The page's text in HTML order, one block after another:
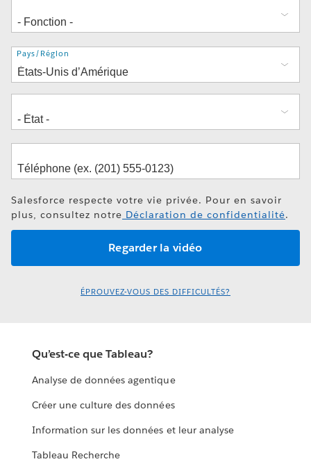
Adresse
Pays/Région
Salesforce respecte votre vie privée. Pour en savoir
plus, consultez notre Déclaration de confidentialité.
ÉPROUVEZ-VOUS DES DIFFICULTÉS?
Qu’est-ce que Tableau?
Analyse de données agentique
Créer une culture des données
Information sur les données et leur analyse
Tableau Recherche